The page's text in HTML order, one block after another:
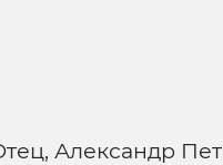
Александр